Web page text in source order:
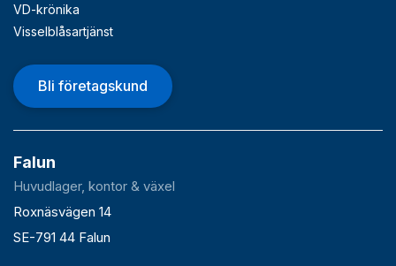
VD-krönika
Visselblåsartjänst
Bli företagskund
Falun
Huvudlager, kontor & växel
Roxnäsvägen 14
SE-791 44 Falun